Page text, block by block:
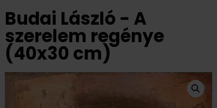
Budai László - A
szerelem regénye
(40x30 cm)